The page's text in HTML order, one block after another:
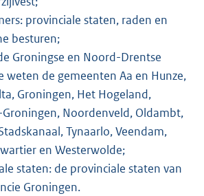
provinciale staten, raden en
besturen;
Groningse en Noord-Drentse
weten de gemeenten Aa en Hunze,
Groningen, Het Hogeland,
Noordenveld, Oldambt,
Tynaarlo, Veendam,
en Westerwolde;
staten: de provinciale staten van
Groningen.